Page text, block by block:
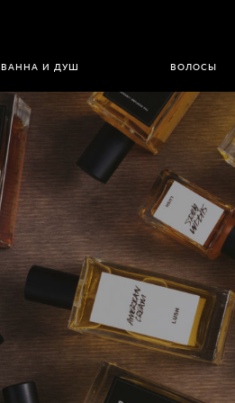
ВАННА И ДУШ ВОЛОСЫ